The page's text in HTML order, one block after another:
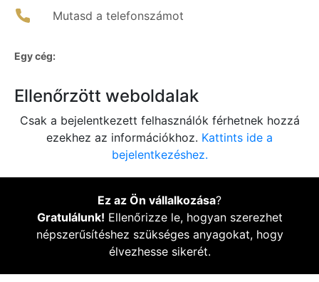
Mutasd a telefonszámot
Egy cég:
Ellenőrzött weboldalak
Csak a bejelentkezett felhasználók férhetnek hozzá
ezekhez az információkhoz. Kattints ide a
bejelentkezéshez.
Ez az Ön vállalkozása?
Gratulálunk! Ellenőrizze le, hogyan szerezhet
népszerűsítéshez szükséges anyagokat, hogy
élvezhesse sikerét.